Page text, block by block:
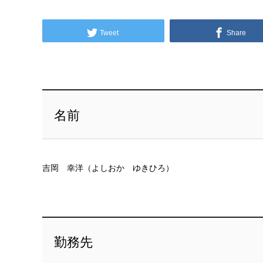
Tweet Share
名前
吉岡 幸洋（よしおか ゆきひろ）
勤務先